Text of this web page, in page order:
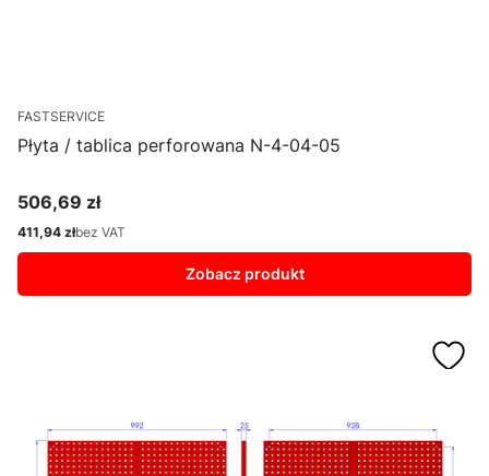
FASTSERVICE
Płyta / tablica perforowana N-4-04-05
Cena
506,69 zł
Cena
411,94 złbez VAT
Zobacz produkt